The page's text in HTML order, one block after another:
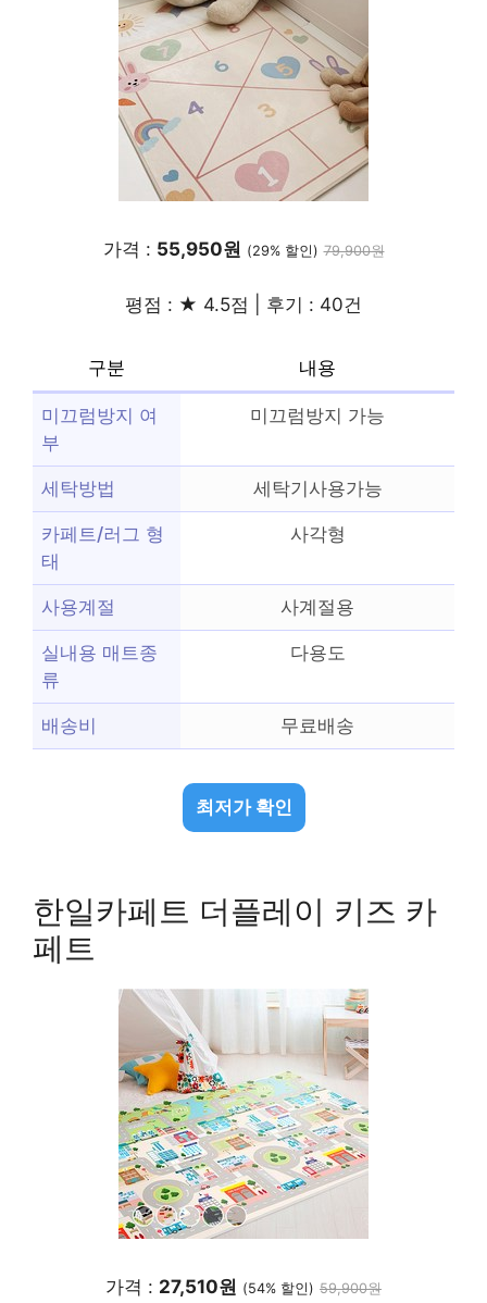
가격 : 55,950원 (29% 할인) 79,900원
평점 : ★ 4.5점 | 후기 : 40건
구분 내용
미끄럼방지 여
부
미끄럼방지 가능
세탁방법 세탁기사용가능
카페트/러그 형
태
사각형
사용계절 사계절용
실내용 매트종
류
다용도
배송비 무료배송
최저가 확인
한일카페트 더플레이 키즈 카
페트
가격 : 27,510원 (54% 할인) 59,900원